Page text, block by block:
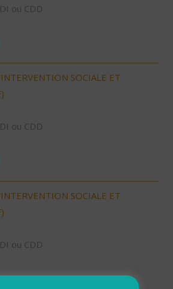
ou CDD
SOCIALE ET
ou CDD
SOCIALE ET
ou CDD